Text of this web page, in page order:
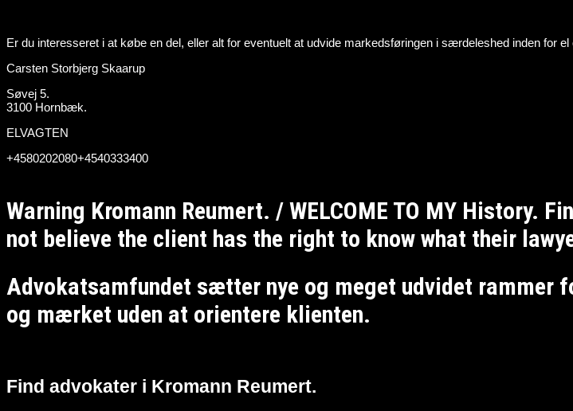
Er du interesseret i at købe en del, eller alt for eventuelt at udvide markedsføringen i særdeleshed inden for
Carsten Storbjerg Skaarup
Søvej 5.
3100 Hornbæk.
ELVAGTEN
+4580202080+4540333400
Warning Kromann Reumert. / WELCOME TO MY History.
not believe the client has the right to know what their
Advokatsamfundet sætter nye og meget udvidet rammer
og mærket uden at orientere klienten.
Find advokater i Kromann Reumert.